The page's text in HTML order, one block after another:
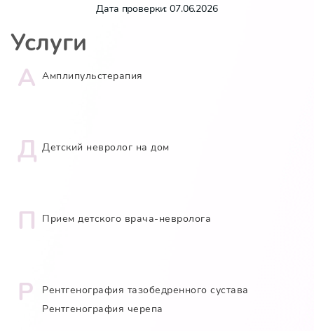
Дата проверки: 07.06.2026
Услуги
А Амплипульстерапия
Д Детский невролог на дом
П Прием детского врача-невролога
Р
Рентгенография тазобедренного сустава
Рентгенография черепа